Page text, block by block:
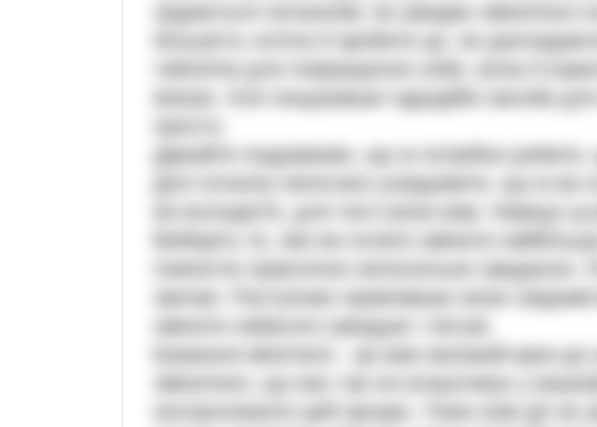
задаються питанням: як швидко змінитися
більшість хотіла б зробити це, не
віагри. Але пошукавши чудодійні засоби
Давайте подумаємо, що ж потрібно робити,
Бажання мінятися - це вже великий крок до